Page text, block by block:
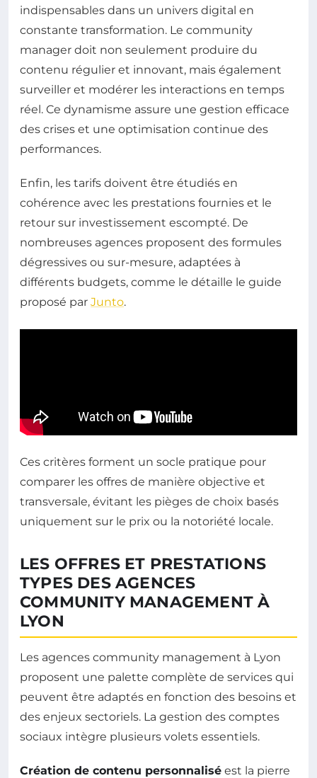
indispensables dans un univers digital en
constante transformation. Le community
manager doit non seulement produire du
contenu régulier et innovant, mais également
surveiller et modérer les interactions en temps
réel. Ce dynamisme assure une gestion efficace
des crises et une optimisation continue des
performances.
Enfin, les tarifs doivent être étudiés en
cohérence avec les prestations fournies et le
retour sur investissement escompté. De
nombreuses agences proposent des formules
dégressives ou sur-mesure, adaptées à
différents budgets, comme le détaille le guide
proposé par Junto.
Ces critères forment un socle pratique pour
comparer les offres de manière objective et
transversale, évitant les pièges de choix basés
uniquement sur le prix ou la notoriété locale.
LES OFFRES ET PRESTATIONS
TYPES DES AGENCES
COMMUNITY MANAGEMENT À
LYON
Les agences community management à Lyon
proposent une palette complète de services qui
peuvent être adaptés en fonction des besoins et
des enjeux sectoriels. La gestion des comptes
sociaux intègre plusieurs volets essentiels.
Création de contenu personnalisé est la pierre